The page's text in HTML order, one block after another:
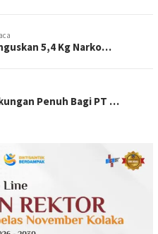
5,4 Kg Narko…
Penuh Bagi PT …